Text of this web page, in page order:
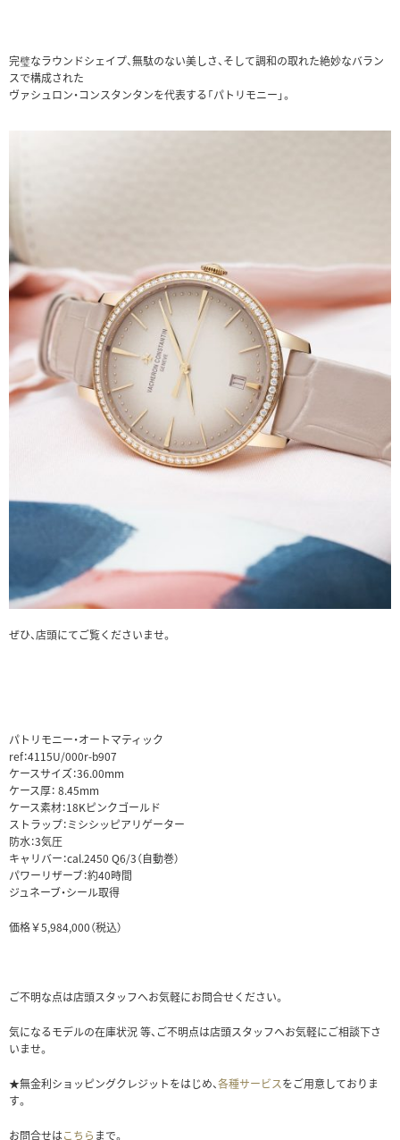
完璧なラウンドシェイプ、無駄のない美しさ、そして調和の取れた絶妙なバラン
スで構成された
ヴァシュロン・コンスタンタンを代表する「パトリモニー」。
ぜひ、店頭にてご覧くださいませ。
パトリモニー・オートマティック
ref：4115U/000r-b907
ケースサイズ：36.00mm
ケース厚： 8.45mm
ケース素材：18Kピンクゴールド
ストラップ：ミシシッピアリゲーター
防水：3気圧
キャリバー：cal.2450 Q6/3（自動巻）
パワーリザーブ：約40時間
ジュネーブ・シール取得
価格￥5,984,000（税込）
ご不明な点は店頭スタッフへお気軽にお問合せください。
気になるモデルの在庫状況 等、ご不明点は店頭スタッフへお気軽にご相談下さ
いませ。
★無金利ショッピングクレジットをはじめ、各種サービスをご用意しておりま
す。
お問合せはこちら まで。